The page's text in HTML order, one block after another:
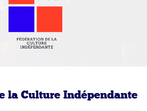
la Culture Indépendante